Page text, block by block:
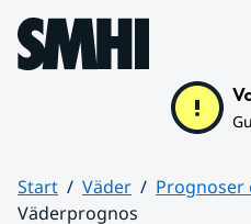
Hoppa till sidans innehåll
Start Väder
Prognoser
Väderprognos